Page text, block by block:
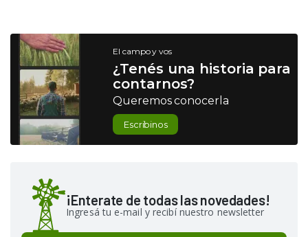
El campo y vos
¿Tenés una historia para
contarnos?
Queremos conocerla
Escribinos
¡Enterate de todas las novedades!
Ingresá tu e-mail y recibí nuestro newsletter